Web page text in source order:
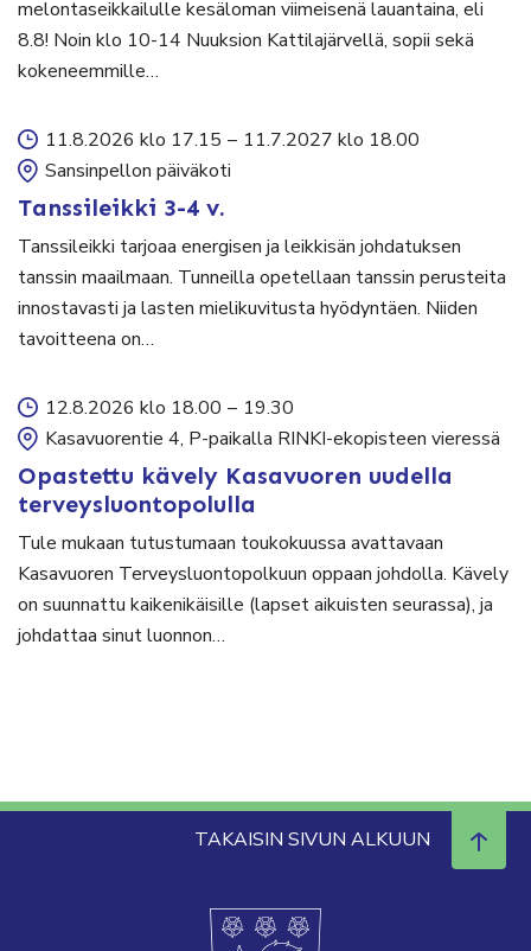
melontaseikkailulle kesäloman viimeisenä lauantaina, eli
8.8! Noin klo 10-14 Nuuksion Kattilajärvellä, sopii sekä
kokeneemmille…
11.8.2026 klo 17.15 – 11.7.2027 klo 18.00
Sansinpellon päiväkoti
Tanssileikki 3-4 v.
Tanssileikki tarjoaa energisen ja leikkisän johdatuksen
tanssin maailmaan. Tunneilla opetellaan tanssin perusteita
innostavasti ja lasten mielikuvitusta hyödyntäen. Niiden
tavoitteena on…
12.8.2026 klo 18.00 – 19.30
Kasavuorentie 4, P-paikalla RINKI-ekopisteen vieressä
Opastettu kävely Kasavuoren uudella
terveysluontopolulla
Tule mukaan tutustumaan toukokuussa avattavaan
Kasavuoren Terveysluontopolkuun oppaan johdolla. Kävely
on suunnattu kaikenikäisille (lapset aikuisten seurassa), ja
johdattaa sinut luonnon…
TAKAISIN SIVUN ALKUUN